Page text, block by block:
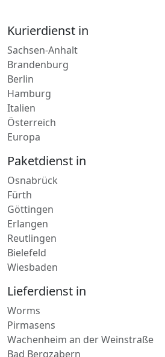
Berlin
Hamburg
Italien
Österreich
Europa
Paketdienst in
Osnabrück
Göttingen
Erlangen
Reutlingen
Bielefeld
Wiesbaden
Lieferdienst in
Worms
Wachenheim an der Weinstraße
Bad Bergzabern
Wachenheim an der Weinstraße
Ransbach-Baumbach
Edenkoben